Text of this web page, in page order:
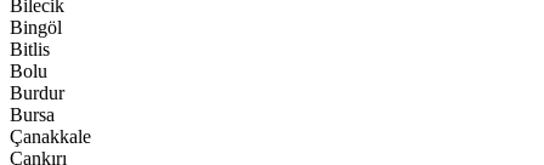
Bilecik
Bingöl
Bitlis
Bolu
Burdur
Bursa
Çanakkale
Çankırı